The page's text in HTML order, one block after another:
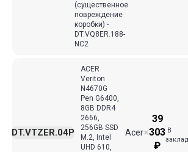
(существенное
повреждение
коробки) -
DT.VQ8ER.188-
NC2
ACER
Veriton
N4670G
Pen G6400,
8GB DDR4
2666,
256GB SSD
M.2, Intel
UHD 610,
Acer
DT.VTZER.04P ✖
39
303
₽
В